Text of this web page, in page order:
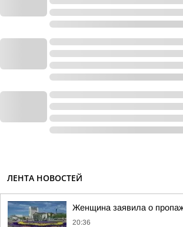
ЛЕНТА НОВОСТЕЙ
Женщина заявила о
20:36